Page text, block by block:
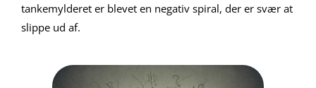
tankemylderet er blevet en negativ spiral, der er svær at
slippe ud af.